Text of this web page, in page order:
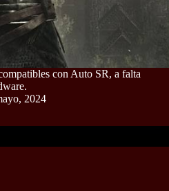
con Auto SR, a falta
2024